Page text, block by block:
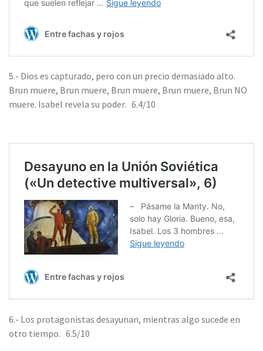
5.- Dios es capturado, pero con un precio demasiado alto.
Brun muere, Brun muere, Brun muere, Brun muere, Brun NO
muere. Isabel revela su poder. 6.4/10
6.- Los protagonistas desayunan, mientras algo sucede en
otro tiempo. 6.5/10